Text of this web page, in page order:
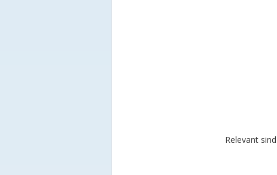
Relevant